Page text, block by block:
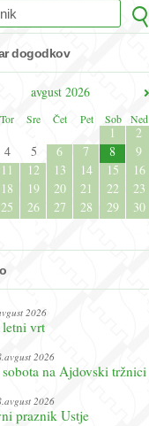
dogodkov
avgust 2026
Tor Sre Čet Pet Sob Ned
1
2
4 5 6 7 8
9
11 12 13 14 15
16
18 19 20 21 22
23
25 26 27 28 29
30
2026
letni vrt
2026
na Ajdovski tržnici
2026
praznik Ustje